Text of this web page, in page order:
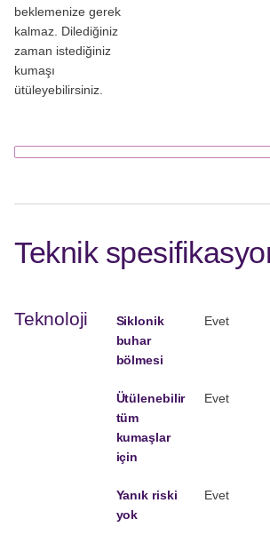
beklemenize gerek
kalmaz. Dilediğiniz
zaman istediğiniz
kumaşı
ütüleyebilirsiniz.
Teknik
Teknoloji
Siklonik
buhar
bölmesi
Evet
Ütülenebilir
tüm
kumaşlar
için
Evet
Yanık riski
yok
Evet